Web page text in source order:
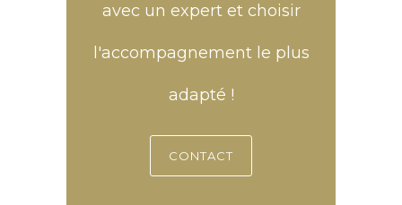
avec un expert et choisir
l'accompagnement le plus
adapté !
CONTACT